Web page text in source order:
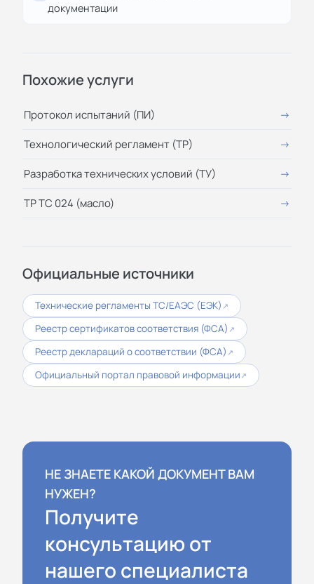
документации
Похожие услуги
Протокол испытаний (ПИ)
Технологический регламент (ТР)
Разработка технических условий (ТУ)
ТР ТС 024 (масло)
Официальные источники
Технические регламенты ТС/ЕАЭС (ЕЭК) ↗
Реестр сертификатов соответствия (ФСА) ↗
Реестр деклараций о соответствии (ФСА) ↗
Официальный портал правовой информации ↗
НЕ ЗНАЕТЕ КАКОЙ ДОКУМЕНТ ВАМ
НУЖЕН?
Получите
консультацию от
нашего специалиста